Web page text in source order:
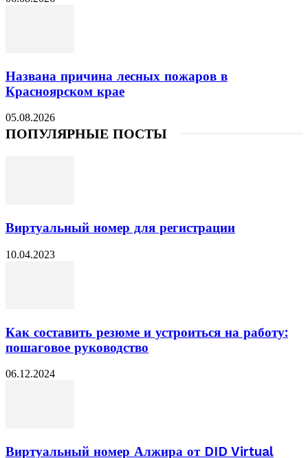
Названа причина лесных пожаров в
Красноярском крае
05.08.2026
ПОПУЛЯРНЫЕ ПОСТЫ
Виртуальный номер для регистрации
10.04.2023
Как составить резюме и устроиться на работу:
пошаговое руководство
06.12.2024
Виртуальный номер Алжира от DID Virtual